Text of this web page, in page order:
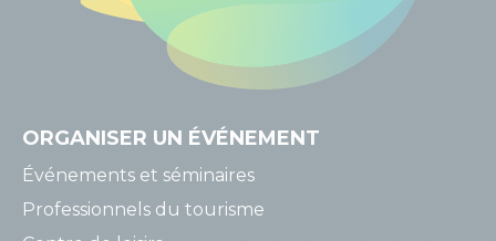
ORGANISER UN ÉVÉNEMENT
Événements et séminaires
Professionnels du tourisme